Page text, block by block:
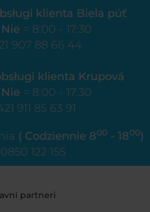
klienta Biela púť
Nie = 8:00 - 17:30
907 88 66 44
klienta Krupová
Nie = 8:00 - 17:30
911 85 63 91
( Codziennie 800 - 1800)
0850 122 155
partneri